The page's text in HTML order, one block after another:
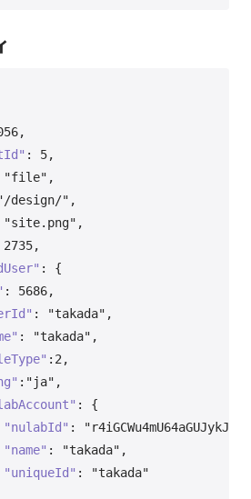
,
: 5,
"file" ,
design/" ,
"site.png" ,
2735,
:
{
: 5686,
: "takada" ,
: "takada" ,
: 2 ,
: "ja" ,
:
{
"nulabId" :
"name" : "takada" ,
"uniqueId" :
"takada"